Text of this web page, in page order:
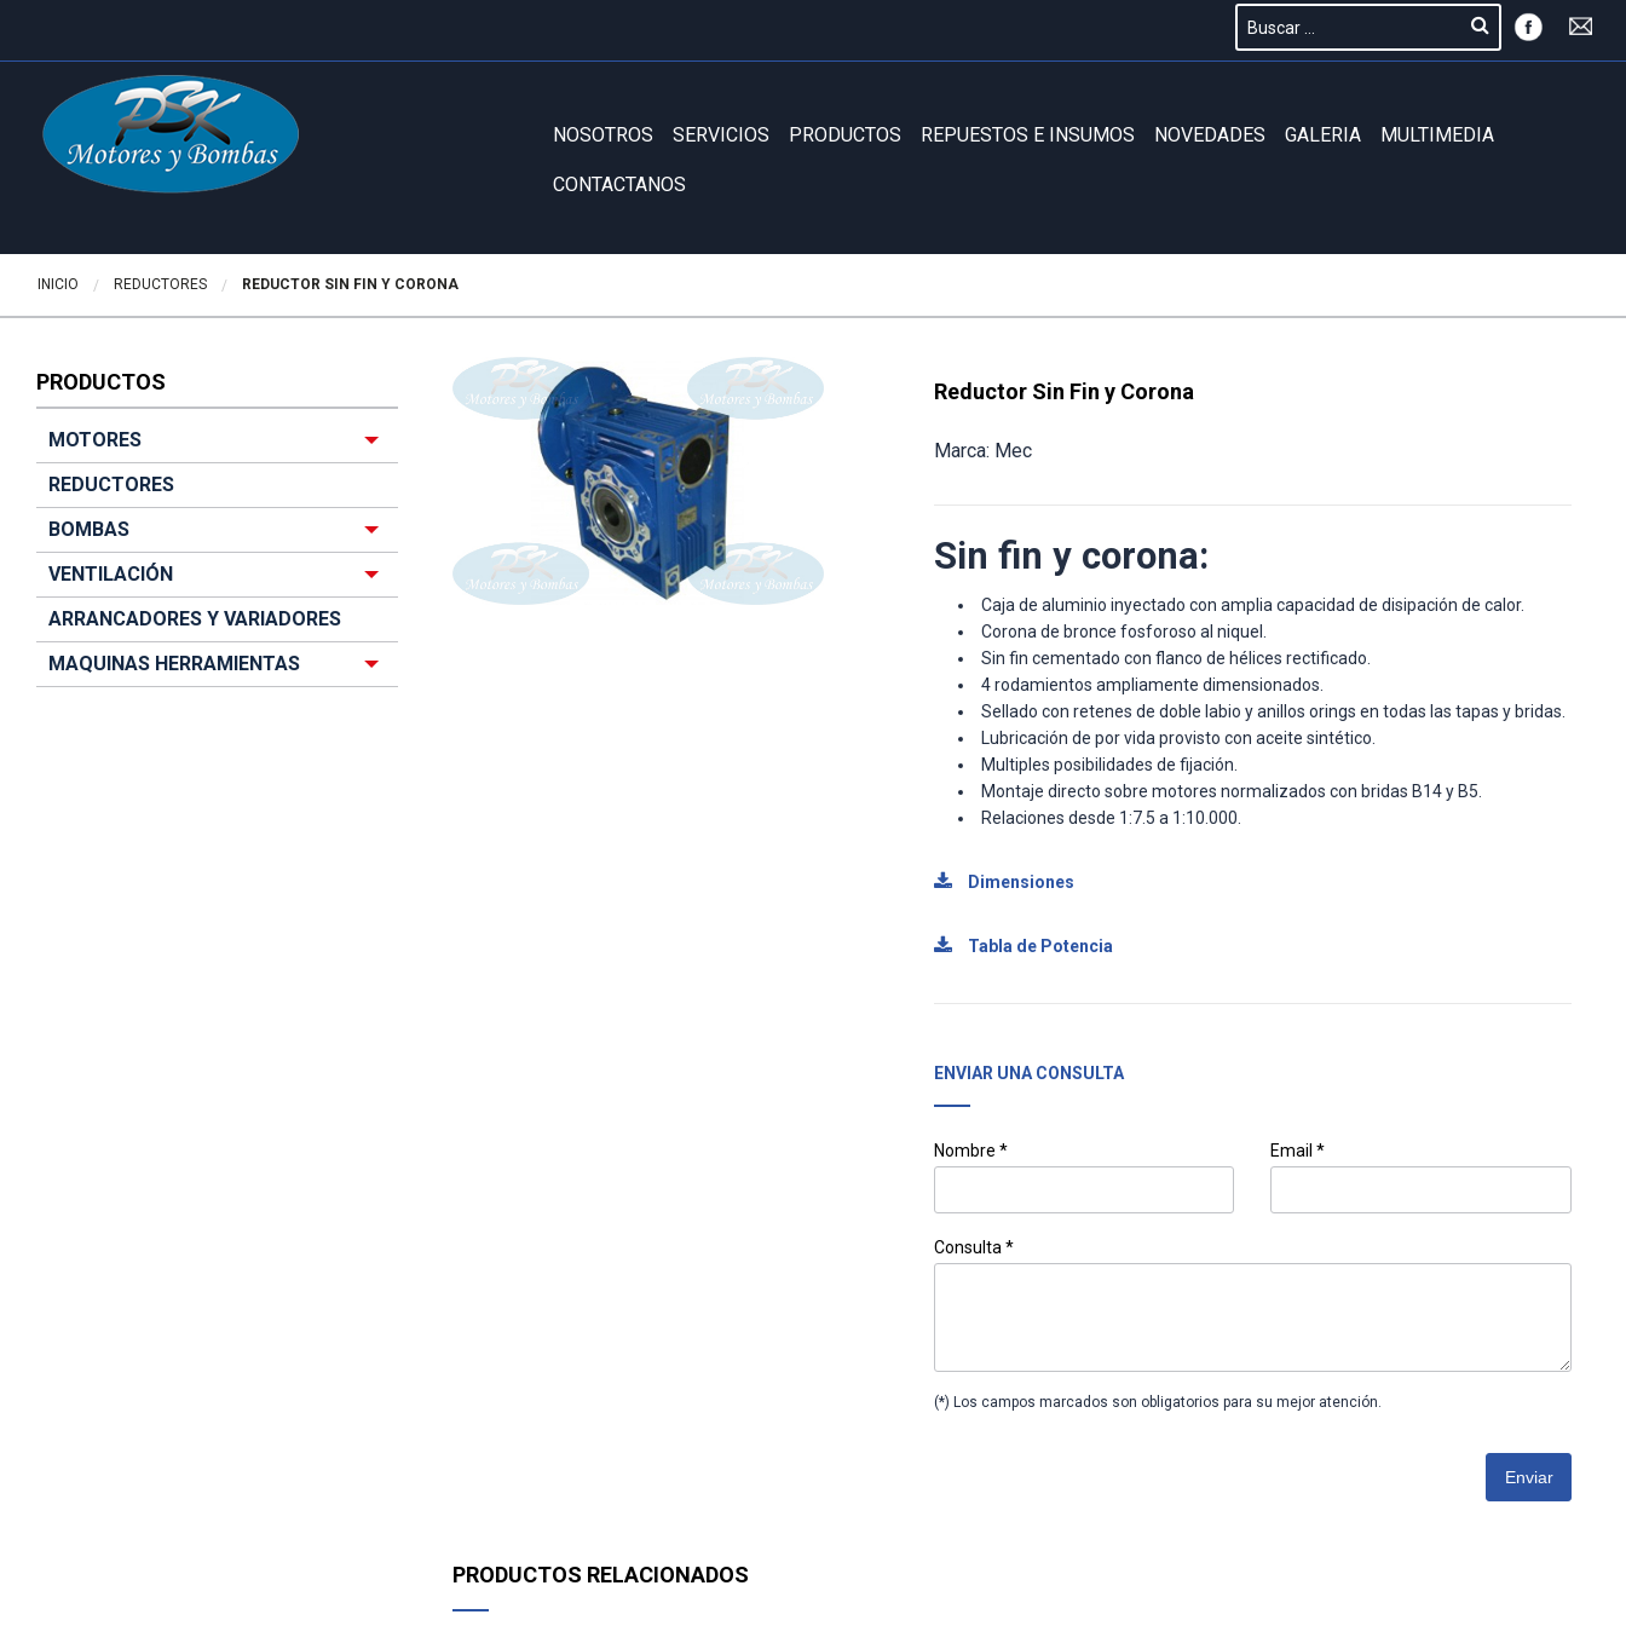
NOSOTROS SERVICIOS PRODUCTOS REPUESTOS E INSUMOS NOVEDADES GALERIA MULTIMEDIA
CONTACTANOS
INICIO REDUCTORES ACTUALMENTE:
REDUCTOR SIN FIN Y CORONA
PRODUCTOS
MOTORES
REDUCTORES
BOMBAS
VENTILACIÓN
ARRANCADORES Y VARIADORES
MAQUINAS HERRAMIENTAS
Reductor Sin Fin y Corona
Marca: Mec
Sin fin y corona:
Caja de aluminio inyectado con amplia capacidad de disipación de calor.
Corona de bronce fosforoso al niquel.
Sin fin cementado con flanco de hélices rectificado.
4 rodamientos ampliamente dimensionados.
Sellado con retenes de doble labio y anillos orings en todas las tapas y bridas.
Lubricación de por vida provisto con aceite sintético.
Multiples posibilidades de fijación.
Montaje directo sobre motores normalizados con bridas B14 y B5.
Relaciones desde 1:7.5 a 1:10.000.
Dimensiones
Tabla de Potencia
ENVIAR UNA CONSULTA
Nombre * Email *
Consulta *
(*) Los campos marcados son obligatorios para su mejor atención.
Enviar
PRODUCTOS RELACIONADOS